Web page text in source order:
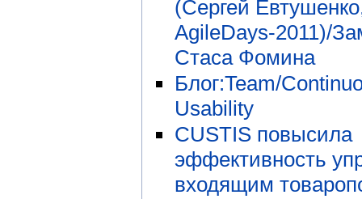
(Сергей
AgileDays-2011)/
Стаса Фомина
Блог:Team/
Usability
CUSTIS повысила
эффективность
входящим